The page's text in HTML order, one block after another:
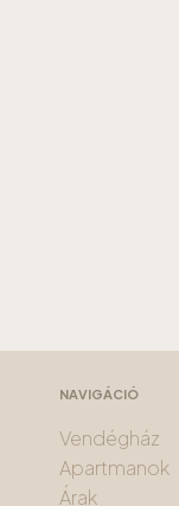
NAVIGÁCIÓ
Vendégház
Apartmanok
Árak